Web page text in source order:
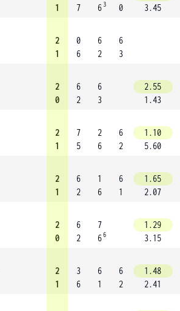
1
7
6 3
0
3.45
2
1
0
6
6
2
6
3
2
0
6
2
6
3
2.55
1.43
2
1
7
5
2
6
6
2
1.10
5.60
2
1
6
2
1
6
6
1
1.65
2.07
2
0
6
2
7
66
1.29
3.15
2
1
3
6
6
1
6
2
1.48
2.41